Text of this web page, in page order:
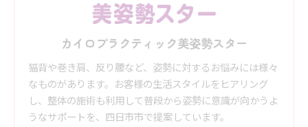
カイロプラクティック美姿勢スター
猫背や巻き肩、反り腰など、姿勢に対するお悩みには様々
なものがあります。お客様の生活スタイルをヒアリング
し、整体の施術も利用して普段から姿勢に意識が向かうよ
うなサポートを、四日市市で提案しています。